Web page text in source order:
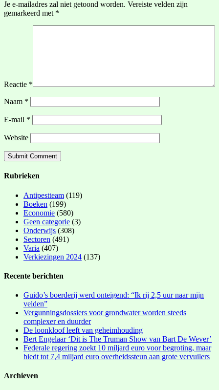
Je e-mailadres zal niet getoond worden. Vereiste velden zijn
gemarkeerd met *
Reactie *
Naam *
E-mail *
Website
Rubrieken
Antipestteam (119)
Boeken (199)
Economie (580)
Geen categorie (3)
Onderwijs (308)
Sectoren (491)
Varia (407)
Verkiezingen 2024 (137)
Recente berichten
Guido’s boerderij werd onteigend: “Ik rij 2,5 uur naar mijn
velden”
Vergunningsdossiers voor grondwater worden steeds
complexer en duurder
De loonkloof leeft van geheimhouding
Bert Engelaar ‘Dit is The Truman Show van Bart De Wever’
Federale regering zoekt 10 miljard euro voor begroting, maar
biedt tot 7,4 miljard euro overheidssteun aan grote vervuilers
Archieven